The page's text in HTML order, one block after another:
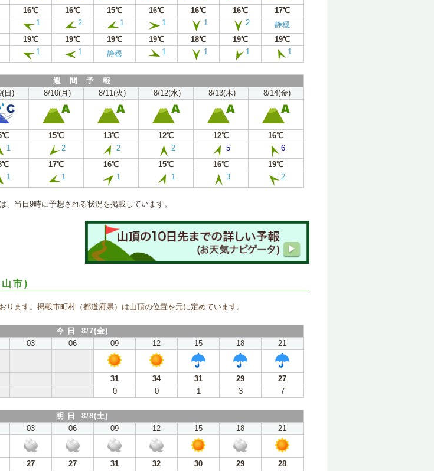
16℃ 16℃ 15℃ 16℃ 16℃ 16℃
17℃
1 2 1 1 1 2 静穏
19℃ 19℃ 19℃ 19℃ 18℃ 19℃
19℃
1 1 静穏 1 1 1 1
週 間 予 報
日) 8/10(月) 8/11(火) 8/12(水) 8/13(木) 8/14(金)
15℃ 13℃ 12℃ 12℃
16℃
1 2 2 2 5 6
17℃ 16℃ 15℃ 16℃
19℃
1 1 1 1 3 2
当日9時に予想される状況を掲載しています。
市)
ります。掲載市町村（都道府県）は山頂の位置を元に定めています。
今 日 8/7(金)
03 06 09 12 15 18
21
31 34 31 29
27
0 0 1 3 7
明 日 8/8(土)
03 06 09 12 15 18
21
27 27 31 32 30 29
28